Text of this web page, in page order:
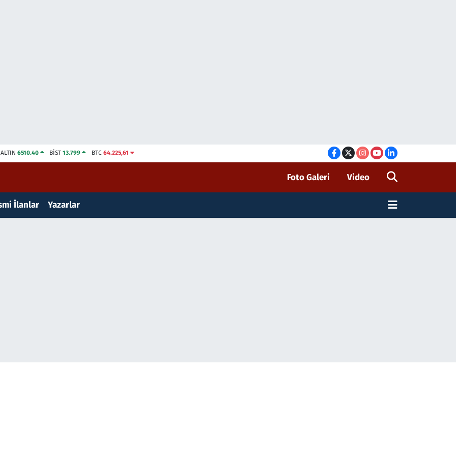
ALTIN 6510.40 BİST13.799 BTC 64.225,61
Foto Galeri Video
İlanlar Yazarlar